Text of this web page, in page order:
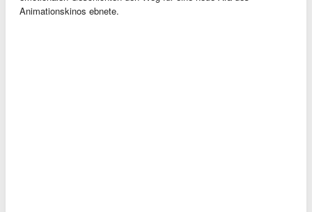
Animationskinos ebnete.